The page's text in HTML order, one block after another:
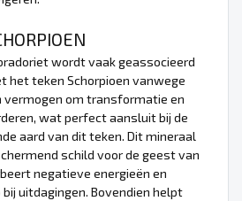
wordt vaak geassocieerd
het teken Schorpioen vanwege
vermogen om transformatie en
wat perfect aansluit bij de
aard van dit teken. Dit mineraal
schild voor de geest van
negatieve energieën en
uitdagingen. Bovendien helpt